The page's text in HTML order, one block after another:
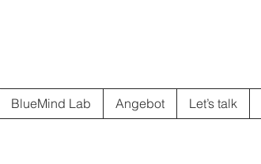
BlueMind Lab Angebot Let’s talk